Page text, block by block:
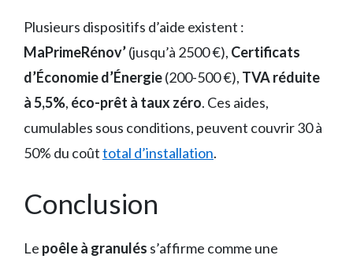
Plusieurs dispositifs d’aide existent :
MaPrimeRénov’(jusqu’à 2500 €), Certificats
d’Économie d’Énergie(200-500 €), TVA réduite
à 5,5%, éco-prêt à taux zéro. Ces aides,
cumulables sous conditions, peuvent couvrir 30 à
50% du coûttotal d’installation.
Conclusion
Le poêle à granulés s’affirme comme une